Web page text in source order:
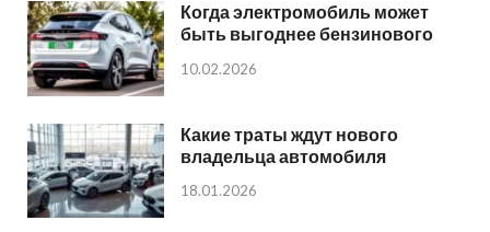
Когда электромобиль может
быть выгоднее бензинового
10.02.2026
Какие траты ждут нового
владельца автомобиля
18.01.2026